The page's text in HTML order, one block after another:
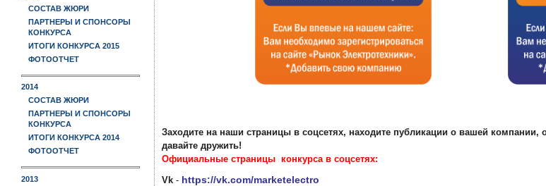
СОСТАВ ЖЮРИ
ПАРТНЕРЫ И СПОНСОРЫ
КОНКУРСА
ИТОГИ КОНКУРСА 2015
ФОТООТЧЕТ
2014
СОСТАВ ЖЮРИ
ПАРТНЕРЫ И СПОНСОРЫ
КОНКУРСА
ИТОГИ КОНКУРСА 2014
ФОТООТЧЕТ
2013
Заходите на наши страницы в соцсетях, находите публикации о вашей компании,
давайте дружить!
Официальные страницы конкурса в соцсетях:
Vk - https://vk.com/marketelectro